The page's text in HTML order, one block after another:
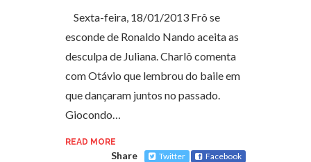
Sexta-feira, 18/01/2013 Frô se
esconde de Ronaldo Nando aceita as
desculpa de Juliana. Charlô comenta
com Otávio que lembrou do baile em
que dançaram juntos no passado.
Giocondo…
READ MORE
Share Twitter Facebook